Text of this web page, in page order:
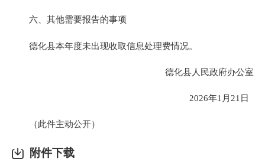
六、其他需要报告的事项
德化县本年度未出现收取信息处理费情况。
德化县人民政府办公室
2026年1月21日
（此件主动公开）
附件下载